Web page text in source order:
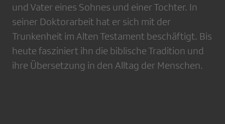
und Vater eines Sohnes und einer Tochter. In
seiner Doktorarbeit hat er sich mit der
Trunkenheit im Alten Testament beschäftigt. Bis
heute fasziniert ihn die biblische Tradition und
ihre Übersetzung in den Alltag der Menschen.